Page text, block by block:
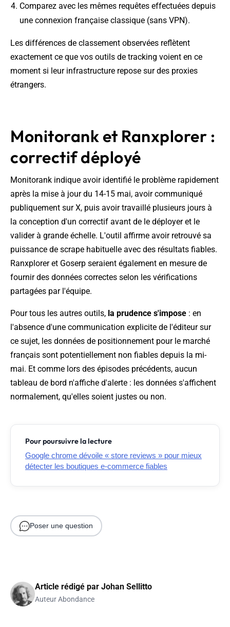
Comparez avec les mêmes requêtes effectuées depuis
une connexion française classique (sans VPN).
Les différences de classement observées reflètent
exactement ce que vos outils de tracking voient en ce
moment si leur infrastructure repose sur des proxies
étrangers.
Monitorank et Ranxplorer :
correctif déployé
Monitorank indique avoir identifié le problème rapidement
après la mise à jour du 14-15 mai, avoir communiqué
publiquement sur X, puis avoir travaillé plusieurs jours à
la conception d'un correctif avant de le déployer et le
valider à grande échelle. L'outil affirme avoir retrouvé sa
puissance de scrape habituelle avec des résultats fiables.
Ranxplorer et Goserp seraient également en mesure de
fournir des données correctes selon les vérifications
partagées par l'équipe.
Pour tous les autres outils, la prudence s'impose : en
l'absence d'une communication explicite de l'éditeur sur
ce sujet, les données de positionnement pour le marché
français sont potentiellement non fiables depuis la mi-
mai. Et comme lors des épisodes précédents, aucun
tableau de bord n'affiche d'alerte : les données s'affichent
normalement, qu'elles soient justes ou non.
Pour poursuivre la lecture
Google chrome dévoile « store reviews » pour mieux
détecter les boutiques e-commerce fiables
Poser une question
Article rédigé par Johan Sellitto
Auteur Abondance